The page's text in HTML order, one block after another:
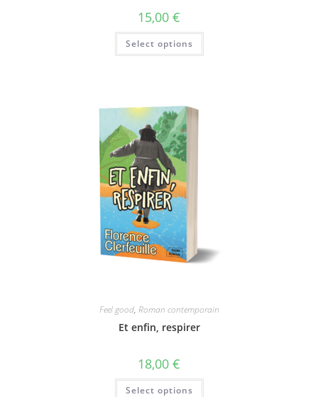
15,00 €
Select options
Feel good, Roman contemporain
Et enfin, respirer
18,00 €
Select options